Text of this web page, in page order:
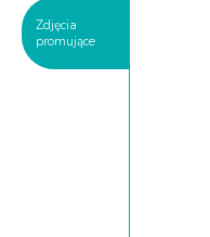
Zdjęcia
promujące